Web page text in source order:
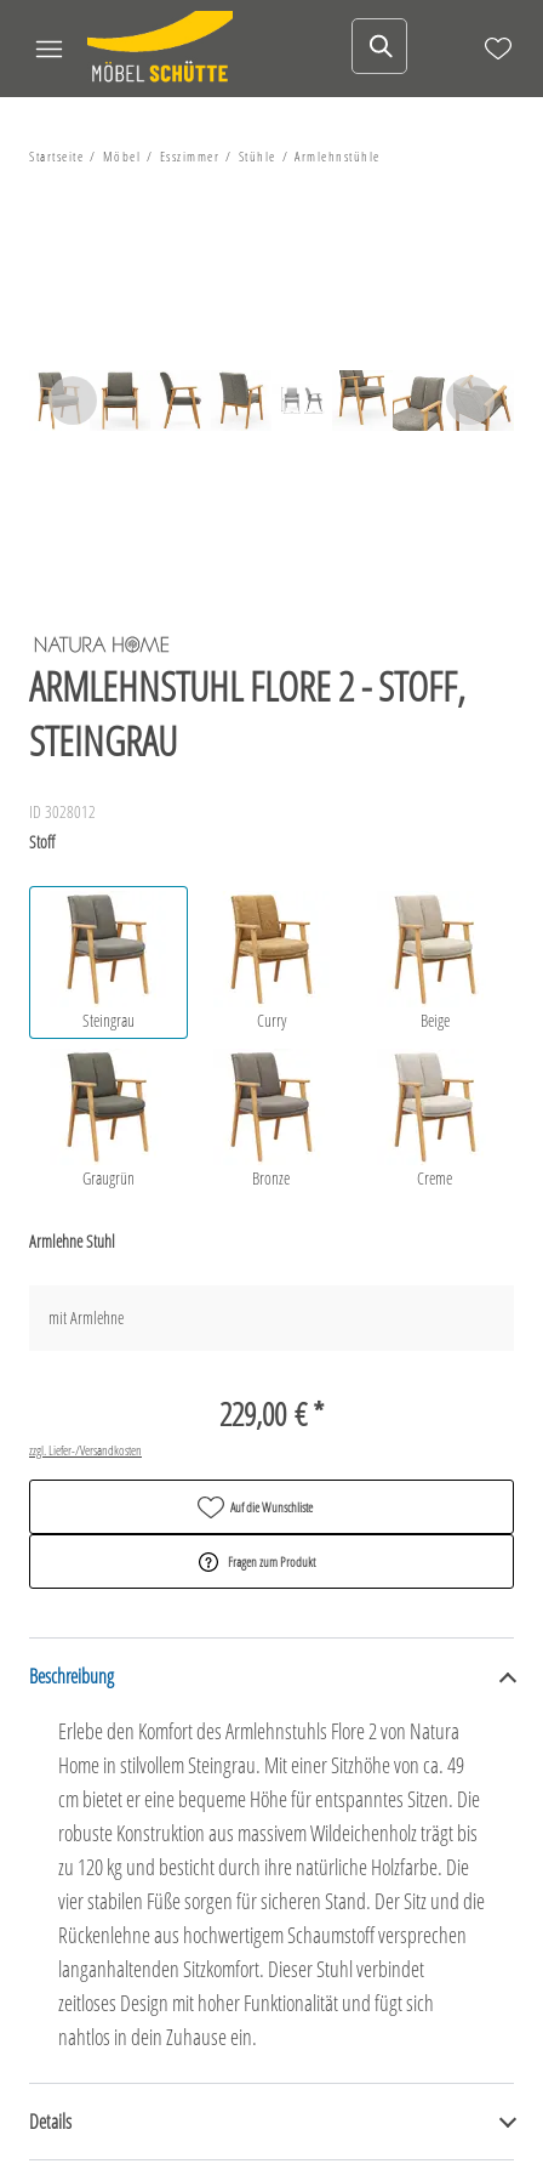
Startseite Möbel Esszimmer Stühle Armlehnstühle
ARMLEHNSTUHL FLORE 2 - STOFF,
STEINGRAU
ID 3028012
Stoff
Steingrau Curry Beige
Graugrün Bronze Creme
Armlehne Stuhl
mit Armlehne
229,00 € *
zzgl. Liefer-/Versandkosten
Auf die Wunschliste
Fragen zum Produkt
Beschreibung
Erlebe den Komfort des Armlehnstuhls Flore 2 von Natura
Home in stilvollem Steingrau. Mit einer Sitzhöhe von ca. 49
cm bietet er eine bequeme Höhe für entspanntes Sitzen. Die
robuste Konstruktion aus massivem Wildeichenholz trägt bis
zu 120 kg und besticht durch ihre natürliche Holzfarbe. Die
vier stabilen Füße sorgen für sicheren Stand. Der Sitz und die
Rückenlehne aus hochwertigem Schaumstoff versprechen
langanhaltenden Sitzkomfort. Dieser Stuhl verbindet
zeitloses Design mit hoher Funktionalität und fügt sich
nahtlos in dein Zuhause ein.
Details